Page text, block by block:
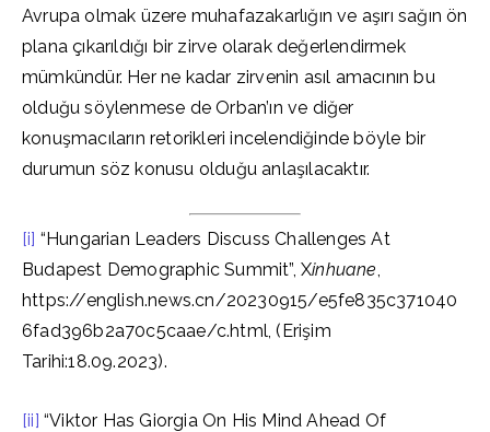
Avrupa olmak üzere muhafazakarlığın ve aşırı sağın ön
plana çıkarıldığı bir zirve olarak değerlendirmek
mümkündür. Her ne kadar zirvenin asıl amacının bu
olduğu söylenmese de Orban’ın ve diğer
konuşmacıların retorikleri incelendiğinde böyle bir
durumun söz konusu olduğu anlaşılacaktır.
[i] “Hungarian Leaders Discuss Challenges At
Budapest Demographic Summit”, Xinhuane,
https://english.news.cn/20230915/e5fe835c371040
6fad396b2a70c5caae/c.html, (Erişim
Tarihi:18.09.2023).
[ii] “Viktor Has Giorgia On His Mind Ahead Of